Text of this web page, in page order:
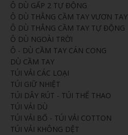
Ô DÙ GẤP 2 TỰ ĐỘNG
Ô DÙ THẲNG CẦM TAY VƯƠN TAY
Ô DÙ THẲNG CẦM TAY TỰ ĐỘNG
Ô DÙ NGOÀI TRỜI
Ô - DÙ CẦM TAY CÁN CONG
DÙ CẦM TAY
TÚI VẢI CÁC LOẠI
TÚI GIỮ NHIỆT
TÚI DÂY RÚT - TÚI THỂ THAO
TÚI VẢI DÙ
TÚI VẢI BỐ - TÚI VẢI COTTON
TÚI VẢI KHÔNG DỆT